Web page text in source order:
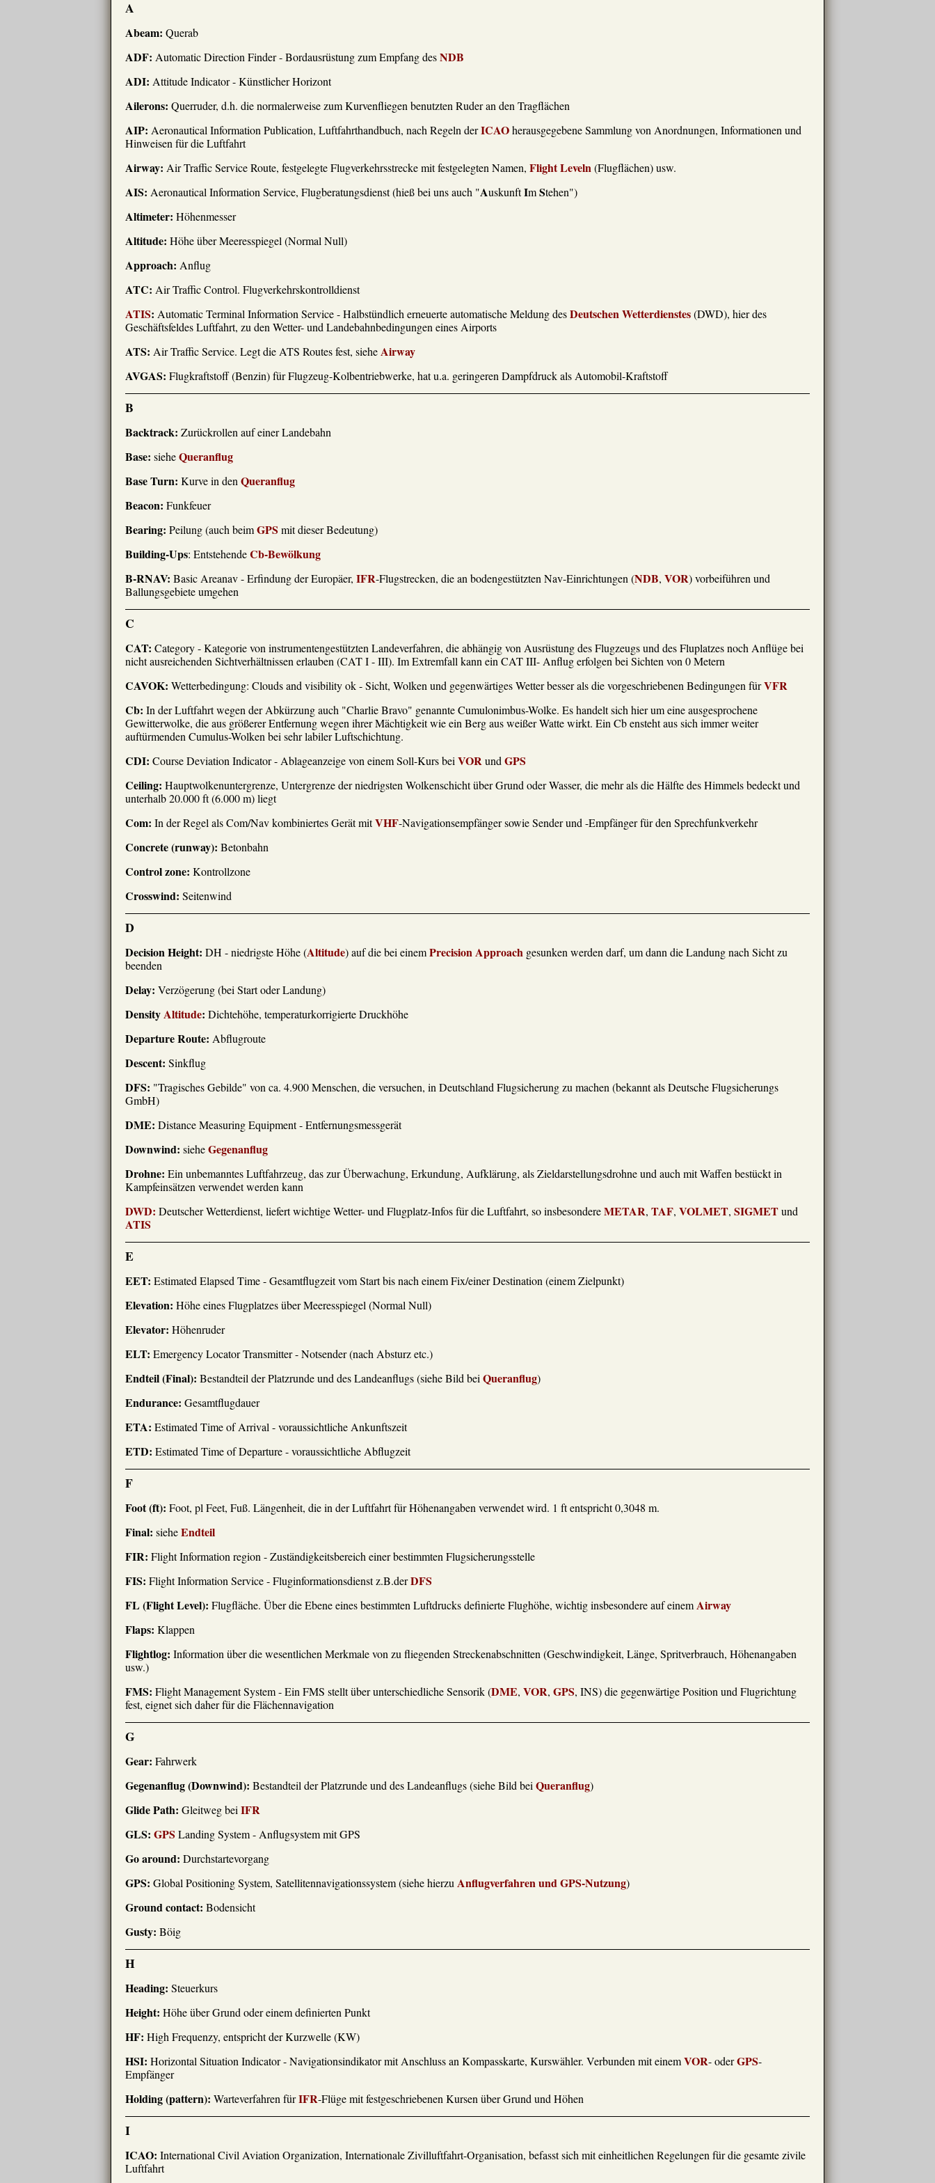
A
Abeam: Querab
ADF: Automatic Direction Finder - Bordausrüstung zum Empfang desNDB
ADI: Attitude Indicator - Künstlicher Horizont
Ailerons: Querruder, d.h. die normalerweise zum Kurvenfliegen benutzten Ruder an den Tragflächen
AIP: Aeronautical Information Publication, Luftfahrthandbuch, nach Regeln derICAOherausgegebene Sammlung von Anordnungen, Informationen und
Hinweisen für die Luftfahrt
Airway: Air Traffic Service Route, festgelegte Flugverkehrsstrecke mit festgelegten Namen, Flight Leveln(Flugflächen) usw.
AIS: Aeronautical Information Service, Flugberatungsdienst (hieß bei uns auch "AuskunftImStehen")
Altimeter: Höhenmesser
Altitude: Höhe über Meeresspiegel (Normal Null)
Approach: Anflug
ATC: Air Traffic Control. Flugverkehrskontrolldienst
ATIS: Automatic Terminal Information Service - Halbstündlich erneuerte automatische Meldung desDeutschen Wetterdienstes(DWD), hier des
Geschäftsfeldes Luftfahrt, zu den Wetter- und Landebahnbedingungen eines Airports
ATS: Air Traffic Service. Legt die ATS Routes fest, sieheAirway
AVGAS: Flugkraftstoff (Benzin) für Flugzeug-Kolbentriebwerke, hat u.a. geringeren Dampfdruck als Automobil-Kraftstoff
B
Backtrack: Zurückrollen auf einer Landebahn
Base: sieheQueranflug
Base Turn: Kurve in den Queranflug
Beacon: Funkfeuer
Bearing: Peilung (auch beimGPS mit dieser Bedeutung)
Building-Ups: EntstehendeCb-Bewölkung
B-RNAV: Basic Areanav - Erfindung der Europäer, IFR-Flugstrecken, die an bodengestützten Nav-Einrichtungen (NDB, VOR) vorbeiführen und
Ballungsgebiete umgehen
C
CAT: Category - Kategorie von instrumentengestützten Landeverfahren, die abhängig von Ausrüstung des Flugzeugs und des Fluplatzes noch Anflüge bei
nicht ausreichenden Sichtverhältnissen erlauben (CAT I - III). Im Extremfall kann ein CAT III- Anflug erfolgen bei Sichten von 0 Metern
CAVOK: Wetterbedingung: Clouds and visibility ok - Sicht, Wolken und gegenwärtiges Wetter besser als die vorgeschriebenen Bedingungen fürVFR
Cb: In der Luftfahrt wegen der Abkürzung auch "Charlie Bravo" genannte Cumulonimbus-Wolke. Es handelt sich hier um eine ausgesprochene
Gewitterwolke, die aus größerer Entfernung wegen ihrer Mächtigkeit wie ein Berg aus weißer Watte wirkt. Ein Cb ensteht aus sich immer weiter
auftürmenden Cumulus-Wolken bei sehr labiler Luftschichtung.
CDI: Course Deviation Indicator - Ablageanzeige von einem Soll-Kurs bei VORund GPS
Ceiling: Hauptwolkenuntergrenze, Untergrenze der niedrigsten Wolkenschicht über Grund oder Wasser, die mehr als die Hälfte des Himmels bedeckt und
unterhalb 20.000 ft (6.000 m) liegt
Com: In der Regel als Com/Nav kombiniertes Gerät mitVHF-Navigationsempfänger sowie Sender und -Empfänger für den Sprechfunkverkehr
Concrete (runway): Betonbahn
Control zone: Kontrollzone
Crosswind: Seitenwind
D
Decision Height: DH - niedrigste Höhe (Altitude) auf die bei einemPrecision Approach gesunken werden darf, um dann die Landung nach Sicht zu
beenden
Delay: Verzögerung (bei Start oder Landung)
DensityAltitude: Dichtehöhe, temperaturkorrigierte Druckhöhe
Departure Route: Abflugroute
Descent: Sinkflug
DFS: "Tragisches Gebilde" von ca. 4.900 Menschen, die versuchen, in Deutschland Flugsicherung zu machen (bekannt als Deutsche Flugsicherungs
GmbH)
DME: Distance Measuring Equipment - Entfernungsmessgerät
Downwind: sieheGegenanflug
Drohne: Ein unbemanntes Luftfahrzeug, das zur Überwachung, Erkundung, Aufklärung, als Zieldarstellungsdrohne und auch mit Waffen bestückt in
Kampfeinsätzen verwendet werden kann
DWD: Deutscher Wetterdienst, liefert wichtige Wetter- und Flugplatz-Infos für die Luftfahrt, so insbesondereMETAR, TAF, VOLMET, SIGMETund
ATIS
E
EET: Estimated Elapsed Time - Gesamtflugzeit vom Start bis nach einem Fix/einer Destination (einem Zielpunkt)
Elevation: Höhe eines Flugplatzes über Meeresspiegel (Normal Null)
Elevator: Höhenruder
ELT: Emergency Locator Transmitter - Notsender (nach Absturz etc.)
Endteil (Final): Bestandteil der Platzrunde und des Landeanflugs (siehe Bild bei Queranflug)
Endurance: Gesamtflugdauer
ETA: Estimated Time of Arrival - voraussichtliche Ankunftszeit
ETD: Estimated Time of Departure - voraussichtliche Abflugzeit
F
Foot (ft): Foot, pl Feet, Fuß. Längenheit, die in der Luftfahrt für Höhenangaben verwendet wird. 1 ft entspricht 0,3048 m.
Final: sieheEndteil
FIR: Flight Information region - Zuständigkeitsbereich einer bestimmten Flugsicherungsstelle
FIS: Flight Information Service - Fluginformationsdienst z.B.derDFS
FL (Flight Level): Flugfläche. Über die Ebene eines bestimmten Luftdrucks definierte Flughöhe, wichtig insbesondere auf einemAirway
Flaps: Klappen
Flightlog: Information über die wesentlichen Merkmale von zu fliegenden Streckenabschnitten (Geschwindigkeit, Länge, Spritverbrauch, Höhenangaben
usw.)
FMS: Flight Management System - Ein FMS stellt über unterschiedliche Sensorik (DME, VOR, GPS, INS) die gegenwärtige Position und Flugrichtung
fest, eignet sich daher für die Flächennavigation
G
Gear: Fahrwerk
Gegenanflug (Downwind): Bestandteil der Platzrunde und des Landeanflugs (siehe Bild bei Queranflug)
Glide Path: Gleitweg bei IFR
GLS: GPS Landing System - Anflugsystem mit GPS
Go around: Durchstartevorgang
GPS: Global Positioning System, Satellitennavigationssystem (siehe hierzu Anflugverfahren und GPS-Nutzung)
Ground contact: Bodensicht
Gusty: Böig
H
Heading: Steuerkurs
Height: Höhe über Grund oder einem definierten Punkt
HF: High Frequenzy, entspricht der Kurzwelle (KW)
HSI: Horizontal Situation Indicator - Navigationsindikator mit Anschluss an Kompasskarte, Kurswähler. Verbunden mit einemVOR- oderGPS-
Empfänger
Holding (pattern): Warteverfahren fürIFR-Flüge mit festgeschriebenen Kursen über Grund und Höhen
I
ICAO: International Civil Aviation Organization, Internationale Zivilluftfahrt-Organisation, befasst sich mit einheitlichen Regelungen für die gesamte zivile
Luftfahrt